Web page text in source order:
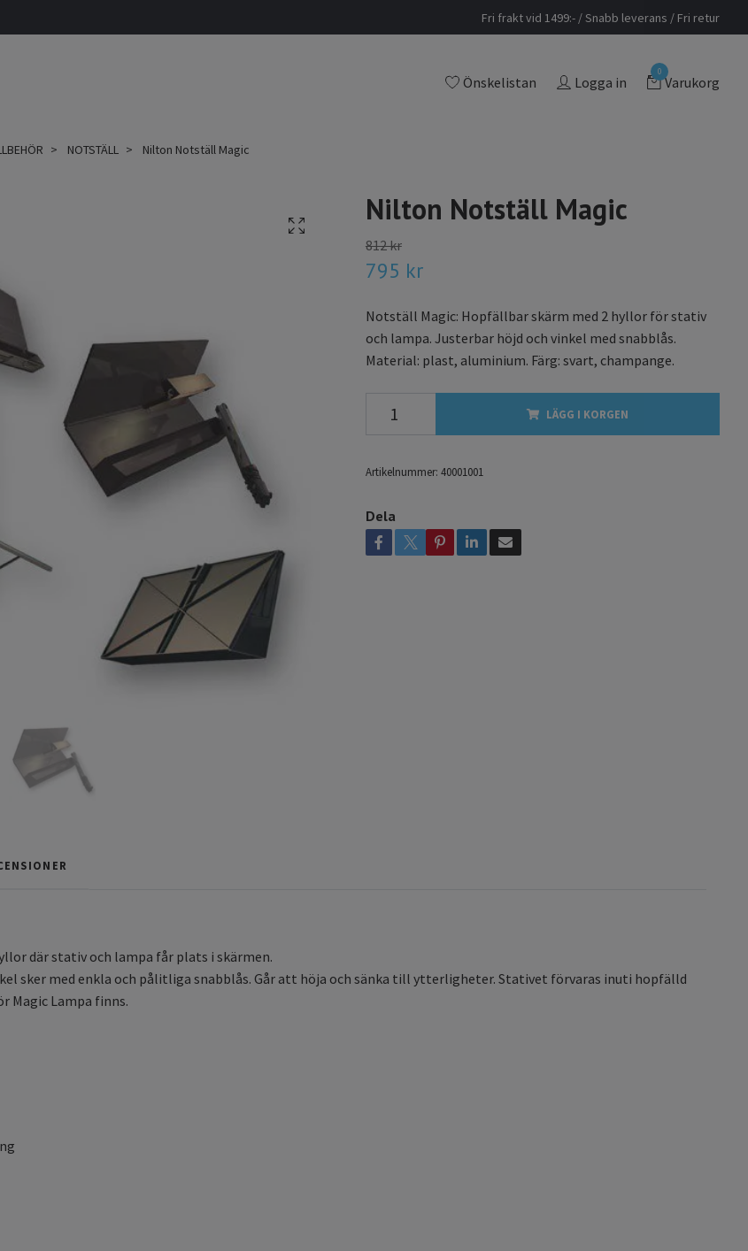
Fri frakt vid 1499:- / Snabb leverans / Fri retur
Önskelistan Logga in
0
Varukorg
NOTSTÄLL Nilton Notställ Magic
Nilton Notställ Magic
812 kr
795 kr
Notställ Magic: Hopfällbar skärm med 2 hyllor för stativ
och lampa. Justerbar höjd och vinkel med snabblås.
Material: plast, aluminium. Färg: svart, champange.
LÄGG I KORGEN
Artikelnummer: 40001001
Dela
där stativ och lampa får plats i skärmen.
sker med enkla och pålitliga snabblås. Går att höja och sänka till ytterligheter. Stativet förvaras inuti hopfälld
Magic Lampa finns.